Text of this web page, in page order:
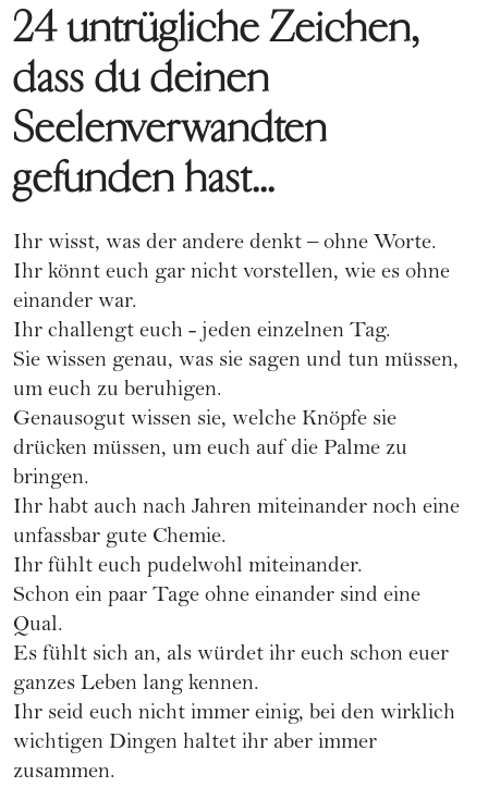
24 untrügliche Zeichen,
dass du deinen
Seelenverwandten
gefunden hast...
Ihr wisst, was der andere denkt – ohne Worte.
Ihr könnt euch gar nicht vorstellen, wie es ohne
einander war.
Ihr challengt euch - jeden einzelnen Tag.
Sie wissen genau, was sie sagen und tun müssen,
um euch zu beruhigen.
Genausogut wissen sie, welche Knöpfe sie
drücken müssen, um euch auf die Palme zu
bringen.
Ihr habt auch nach Jahren miteinander noch eine
unfassbar gute Chemie.
Ihr fühlt euch pudelwohl miteinander.
Schon ein paar Tage ohne einander sind eine
Qual.
Es fühlt sich an, als würdet ihr euch schon euer
ganzes Leben lang kennen.
Ihr seid euch nicht immer einig, bei den wirklich
wichtigen Dingen haltet ihr aber immer
zusammen.